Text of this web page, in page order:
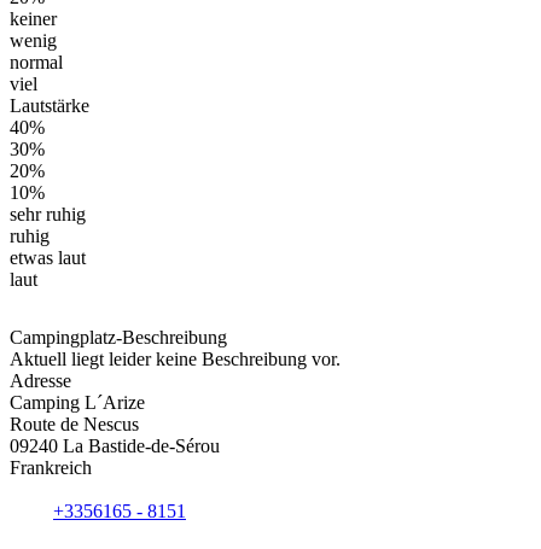
keiner
wenig
normal
viel
Lautstärke
40%
30%
20%
10%
sehr ruhig
ruhig
etwas laut
laut
Campingplatz-Beschreibung
Aktuell liegt leider keine Beschreibung vor.
Adresse
Camping L´Arize
Route de Nescus
09240 La Bastide-de-Sérou
Frankreich
+3356165 - 8151